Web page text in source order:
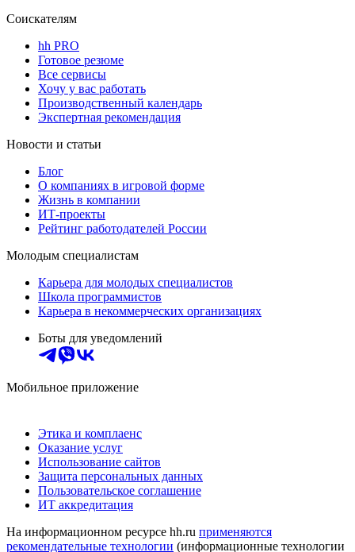
Соискателям
hh PRO
Готовое резюме
Все сервисы
Хочу у вас работать
Производственный календарь
Экспертная рекомендация
Новости и статьи
Блог
О компаниях в игровой форме
Жизнь в компании
ИТ-проекты
Рейтинг работодателей России
Молодым специалистам
Карьера для молодых специалистов
Школа программистов
Карьера в некоммерческих организациях
Боты для уведомлений
Мобильное приложение
Этика и комплаенс
Оказание услуг
Использование сайтов
Защита персональных данных
Пользовательское соглашение
ИТ аккредитация
На информационном ресурсе hh.ru применяются
рекомендательные технологии (информационные технологии